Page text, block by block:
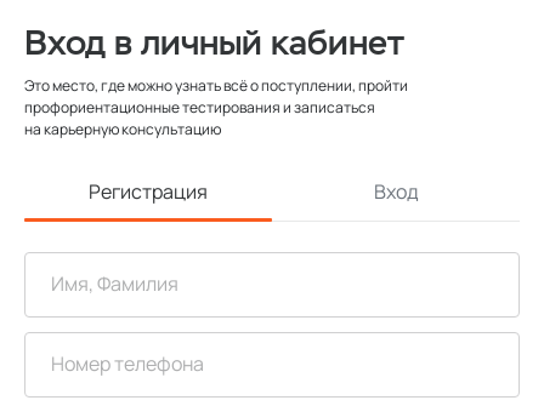
Вход в личный кабинет
Это место, где можно узнать всё о поступлении, пройти
профориентационные тестирования и записаться
на карьерную консультацию
Регистрация Вход